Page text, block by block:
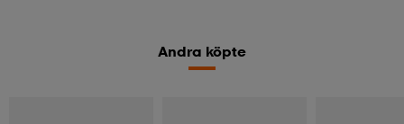
Andra köpte